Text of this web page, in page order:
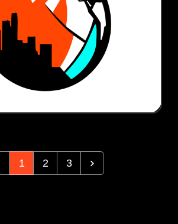
1 2 3